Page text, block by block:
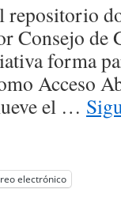
repositorio
Consejo de
forma
Acceso
el …
electrónico